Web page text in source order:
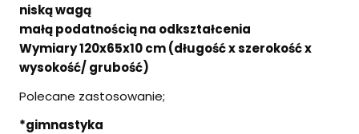
niską wagą
małą podatnością na odkształcenia
Wymiary 120x65x10 cm (długość x szerokość x
wysokość/ grubość)
Polecane zastosowanie;
*gimnastyka